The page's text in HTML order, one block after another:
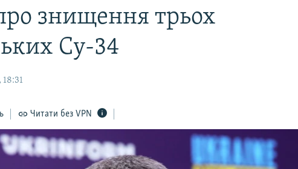
знищення трьох
Су-34
Читати без VPN